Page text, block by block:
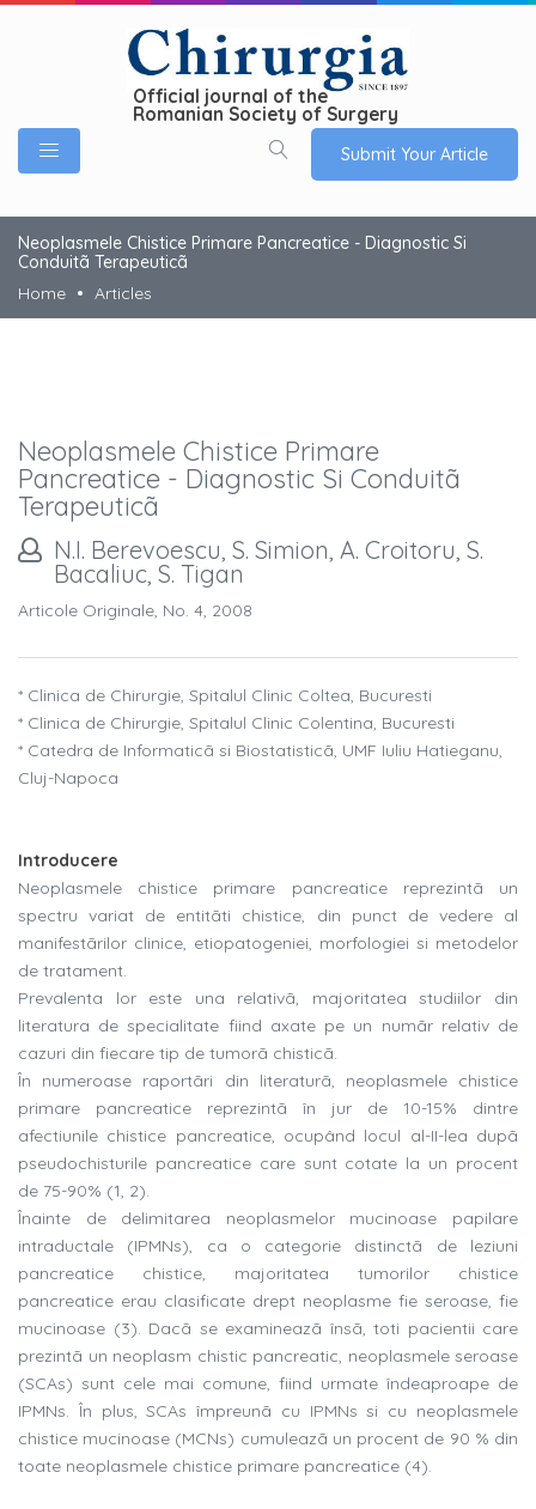
Official journal of the
Romanian Society of Surgery
Submit Your Article
Neoplasmele Chistice Primare Pancreatice - Diagnostic Si
Conduitã Terapeuticã
Home
Articles
Neoplasmele Chistice Primare
Pancreatice - Diagnostic Si Conduitã
Terapeuticã
N.I. Berevoescu, S. Simion, A. Croitoru, S.
Bacaliuc, S. Tigan
Articole Originale, No. 4, 2008
* Clinica de Chirurgie, Spitalul Clinic Coltea, Bucuresti
* Clinica de Chirurgie, Spitalul Clinic Colentina, Bucuresti
* Catedra de Informaticã si Biostatisticã, UMF Iuliu Hatieganu,
Cluj-Napoca
Introducere
Neoplasmele chistice primare pancreatice reprezintã un
spectru variat de entitãti chistice, din punct de vedere al
manifestãrilor clinice, etiopatogeniei, morfologiei si metodelor
de tratament.
Prevalenta lor este una relativã, majoritatea studiilor din
literatura de specialitate fiind axate pe un numãr relativ de
cazuri din fiecare tip de tumorã chisticã.
În numeroase raportãri din literaturã, neoplasmele chistice
primare pancreatice reprezintã în jur de 10-15% dintre
afectiunile chistice pancreatice, ocupând locul al-II-lea dupã
pseudochisturile pancreatice care sunt cotate la un procent
de 75-90% (1, 2).
Înainte de delimitarea neoplasmelor mucinoase papilare
intraductale (IPMNs), ca o categorie distinctã de leziuni
pancreatice chistice, majoritatea tumorilor chistice
pancreatice erau clasificate drept neoplasme fie seroase, fie
mucinoase (3). Dacã se examineazã însã, toti pacientii care
prezintã un neoplasm chistic pancreatic, neoplasmele seroase
(SCAs) sunt cele mai comune, fiind urmate îndeaproape de
IPMNs. În plus, SCAs împreunã cu IPMNs si cu neoplasmele
chistice mucinoase (MCNs) cumuleazã un procent de 90 % din
toate neoplasmele chistice primare pancreatice (4).